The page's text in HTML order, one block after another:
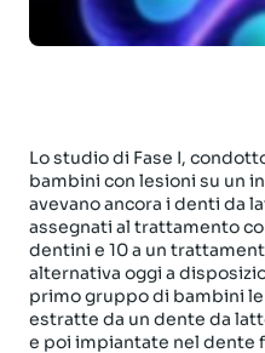
Lo studio di Fase I,
bambini con lesioni su un
avevano ancora i denti da
assegnati al trattamento
dentini e 10 a un
alternativa oggi a
primo gruppo di bambini le
estratte da un dente da
e poi impiantate nel dente